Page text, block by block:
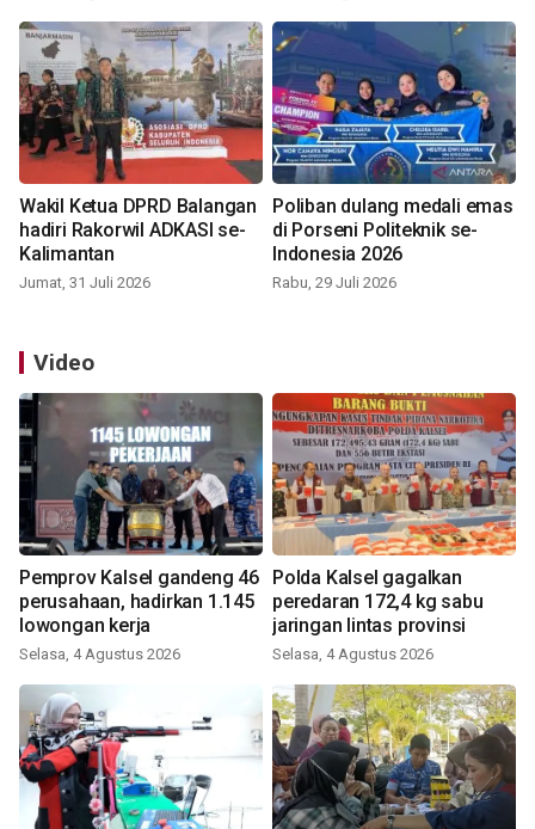
Wakil Ketua DPRD Balangan
hadiri Rakorwil ADKASI se-
Kalimantan
Jumat, 31 Juli 2026
Poliban dulang medali emas
di Porseni Politeknik se-
Indonesia 2026
Rabu, 29 Juli 2026
Video
Pemprov Kalsel gandeng 46
perusahaan, hadirkan 1.145
lowongan kerja
Selasa, 4 Agustus 2026
Polda Kalsel gagalkan
peredaran 172,4 kg sabu
jaringan lintas provinsi
Selasa, 4 Agustus 2026